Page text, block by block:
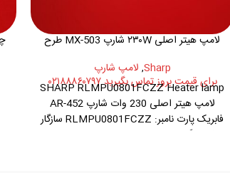
لامپ هیتر اصلی ۲۳۰W شارپ MX-503 طرح
Sharp
, لامپ شارپ
برای قیمت بروز تماس بگیرید ۰۲۱۸۸۸۶۰۷۹۷
SHARP RLMPU0801FCZZ Heater lamp
لامپ هیتر اصلی 230 وات شارپ AR-452
فابریک پارت نامبر: RLMPU0801FCZZ سازگار
با فیوزینگ کپی شارپ: Sharp MX-M453,503